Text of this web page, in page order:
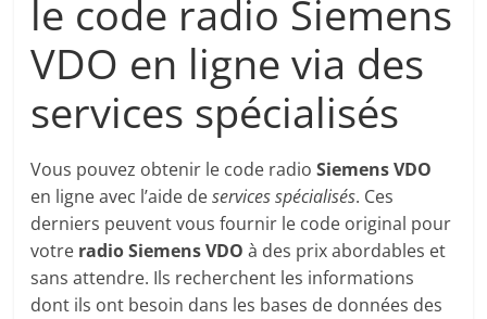
le code radio Siemens
VDO en ligne via des
services spécialisés
Vous pouvez obtenir le code radioSiemens VDO
en ligne avec l’aide deservices spécialisés. Ces
derniers peuvent vous fournir le code original pour
votre radio Siemens VDO à des prix abordables et
sans attendre. Ils recherchent les informations
dont ils ont besoin dans les bases de données des